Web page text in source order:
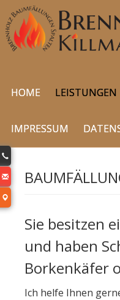
HOME LEISTUNGEN
IMPRESSUM
Sie besitzen
und haben
Borkenkäfer
Ich helfe Ihnen